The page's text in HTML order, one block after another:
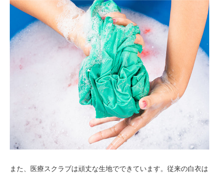
また、医療スクラブは頑丈な生地でできています。従来の白衣は